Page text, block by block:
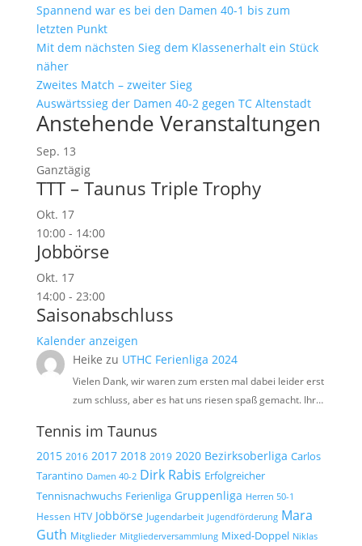
Spannend war es bei den Damen 40-1 bis zum
letzten Punkt
Mit dem nächsten Sieg dem Klassenerhalt ein Stück
näher
Zweites Match – zweiter Sieg
Auswärtssieg der Damen 40-2 gegen TC Altenstadt
Anstehende Veranstaltungen
Sep. 13
Ganztägig
TTT – Taunus Triple Trophy
Okt. 17
10:00- 14:00
Jobbörse
Okt. 17
14:00- 23:00
Saisonabschluss
Kalender anzeigen
Heike zu UTHC Ferienliga 2024
Vielen Dank, wir waren zum ersten mal dabei leider erst
zum schluss, aber es hat uns riesen spaß gemacht. Ihr…
Tennis im Taunus
2015 2016 2017 2018 2019 2020 Bezirksoberliga Carlos
Tarantino Damen 40-2 Dirk Rabis Erfolgreicher
Tennisnachwuchs Ferienliga Gruppenliga Herren 50-1
Hessen HTV Jobbörse Jugendarbeit Jugendförderung Mara
Guth Mitglieder Mitgliederversammlung Mixed-Doppel Niklas